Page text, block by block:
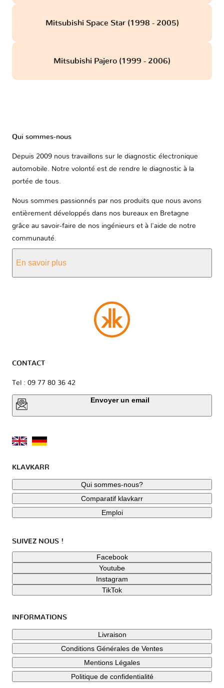
Mitsubishi Space Star (1998 - 2005)
Mitsubishi Pajero (1999 - 2006)
Qui sommes-nous
Depuis 2009 nous travaillons sur le diagnostic électronique
automobile. Notre volonté est de rendre le diagnostic à la
portée de tous.
Nous sommes passionnés par nos produits que nous avons
entièrement développés dans nos bureaux en Bretagne
grâce au savoir-faire de nos ingénieurs et à l'aide de notre
communauté.
En savoir plus
CONTACT
Tel : 09 77 80 36 42
Envoyer un email
KLAVKARR
Qui sommes-nous?
Comparatif klavkarr
Emploi
SUIVEZ NOUS !
Facebook
Youtube
Instagram
TikTok
INFORMATIONS
Livraison
Conditions Générales de Ventes
Mentions Légales
Politique de confidentialité